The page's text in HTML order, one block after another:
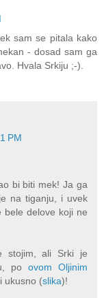
sam se pitala kako
- dosad sam ga
Hvala Srkiju ;-).
PM
bi biti mek! Ja ga
na tiganju, i uvek
bele delove koji ne
stojim, ali Srki je
po ovom Oljinim
ukusno (slika)!